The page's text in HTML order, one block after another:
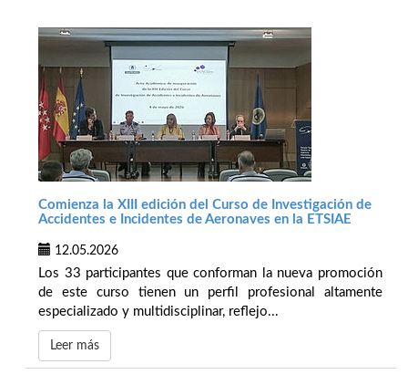
Comienza la XIII edición del Curso de Investigación de
Accidentes e Incidentes de Aeronaves en la ETSIAE
12.05.2026
Los 33 participantes que conforman la nueva promoción
de este curso tienen un perfil profesional altamente
especializado y multidisciplinar, reflejo...
Leer más